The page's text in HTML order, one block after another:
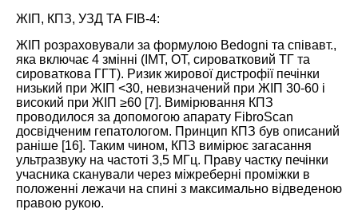
ЖІП, КПЗ, УЗД ТА FIB-4:
ЖІП розраховували за формулою Bedogni та співавт.,
яка включає 4 змінні (ІМТ, ОТ, сироватковий ТГ та
сироваткова ГГТ). Ризик жирової дистрофії печінки
низький при ЖІП <30, невизначений при ЖІП 30-60 і
високий при ЖІП ≥60 [7]. Вимірювання КПЗ
проводилося за допомогою апарату FibroScan
досвідченим гепатологом. Принцип КПЗ був описаний
раніше [16]. Таким чином, КПЗ вимірює загасання
ультразвуку на частоті 3,5 МГц. Праву частку печінки
учасника сканували через міжреберні проміжки в
положенні лежачи на спині з максимально відведеною
правою рукою.